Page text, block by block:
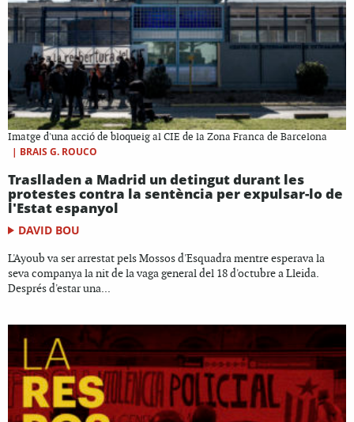
Imatge d'una acció de bloqueig al CIE de la Zona Franca de Barcelona
| BRAIS G. ROUCO
Traslladen a Madrid un detingut durant les
protestes contra la sentència per expulsar-lo de
l'Estat espanyol
DAVID BOU
L'Ayoub va ser arrestat pels Mossos d'Esquadra mentre esperava la
seva companya la nit de la vaga general del 18 d'octubre a Lleida.
Després d'estar una...